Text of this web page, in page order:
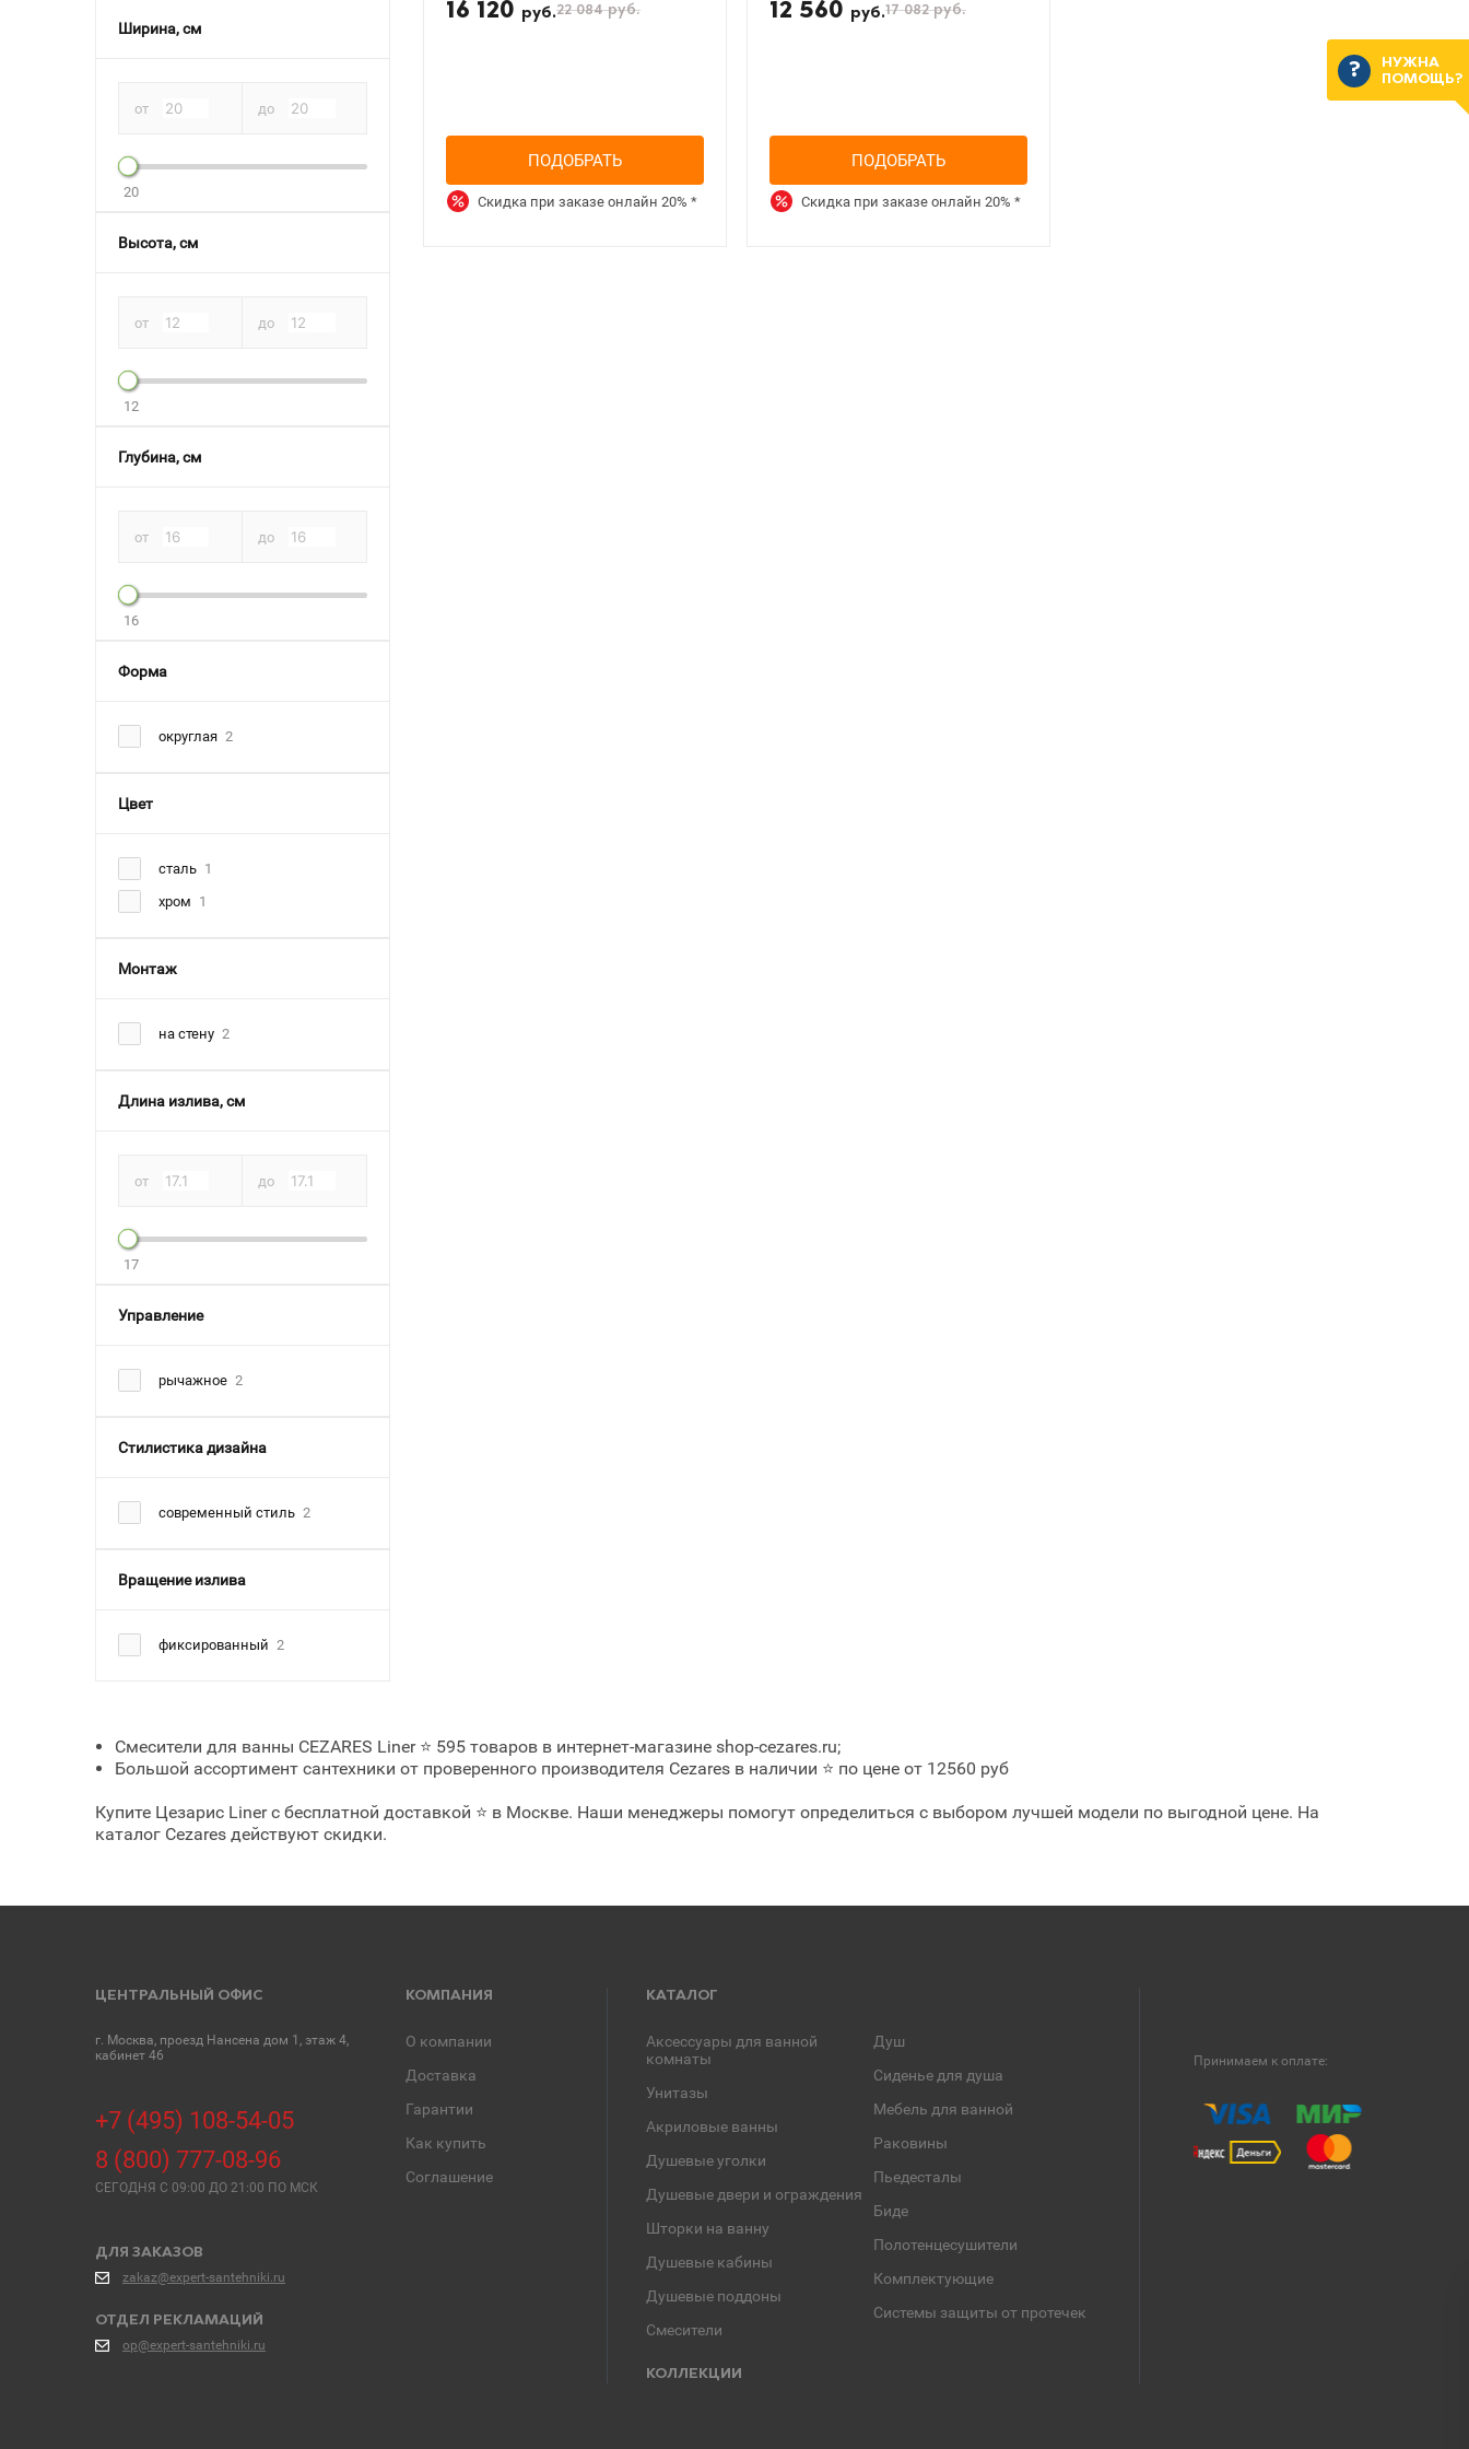
Ширина, см
от до
20
Высота, см
от до
12
Глубина, см
от до
16
Форма
округлая 2
Цвет
сталь 1
хром 1
Монтаж
на стену 2
Длина излива, см
от до
17
Управление
рычажное 2
Стилистика дизайна
современный стиль 2
Вращение излива
фиксированный 2
16 120 руб.22 084руб.
ПОДОБРАТЬ
Скидка при заказе онлайн20%*
12 560 руб.17 082руб.
ПОДОБРАТЬ
Скидка при заказе онлайн 20% *
Смесители для ванны CEZARES Liner ⭐ 595 товаров в интернет-магазине shop-cezares.ru;
Большой ассортимент сантехники от проверенного производителя Cezares в наличии ⭐ по цене от 12560 руб
Купите Цезарис Liner с бесплатной доставкой ⭐ в Москве. Наши менеджеры помогут определиться с выбором лучшей модели по выгодной цене. На
каталог Cezares действуют скидки.
ЦЕНТРАЛЬНЫЙ ОФИС
г. Москва, проезд Нансена дом 1, этаж 4,
кабинет 46
+7 (495) 108-54-05
8 (800) 777-08-96
СЕГОДНЯ C 09:00 ДО 21:00 ПО МСК
ДЛЯ ЗАКАЗОВ
zakaz@expert-santehniki.ru
ОТДЕЛ РЕКЛАМАЦИЙ
op@expert-santehniki.ru
КОМПАНИЯ
О компании
Доставка
Гарантии
Как купить
Соглашение
КАТАЛОГ
Аксессуары для ванной
комнаты
Унитазы
Акриловые ванны
Душевые уголки
Душевые двери и ограждения
Шторки на ванну
Душевые кабины
Душевые поддоны
Смесители
Душ
Сиденье для душа
Мебель для ванной
Раковины
Пьедесталы
Биде
Полотенцесушители
Комплектующие
Системы защиты от протечек
КОЛЛЕКЦИИ
Принимаем к оплате:
НУЖНА
ПОМОЩЬ?